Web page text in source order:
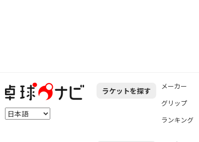
ラケットを探す メーカー
グリップ
ランキング